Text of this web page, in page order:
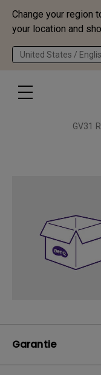
Change your region
your location and
United States /
GV31
Garantie